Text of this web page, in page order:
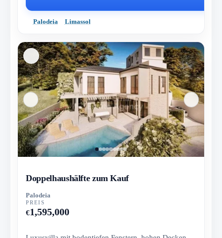
Palodeia Limassol
Doppelhaushälfte zum Kauf
Palodeia
PREIS
€1,595,000